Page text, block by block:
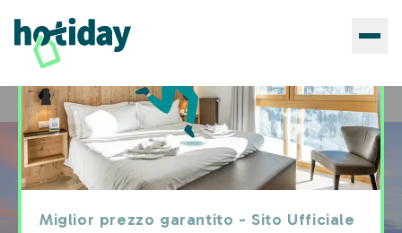
Miglior prezzo garantito - Sito Ufficiale
Home Hotels Hotiday Apartments Torre Lapillo